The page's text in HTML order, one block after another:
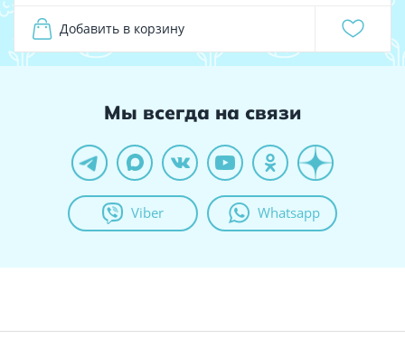
Добавить в корзину
Мы всегда на связи
Viber Whatsapp